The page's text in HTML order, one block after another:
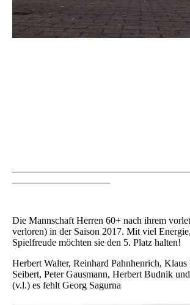
Die Mannschaft Herren 60+ nach ihrem
verloren) in der Saison 2017. Mit viel
Spielfreude möchten sie den 5. Platz halten!
Herbert Walter, Reinhard Pahnhenrich,
Seibert, Peter Gausmann, Herbert Budnik
(v.l.) es fehlt Georg Sagurna